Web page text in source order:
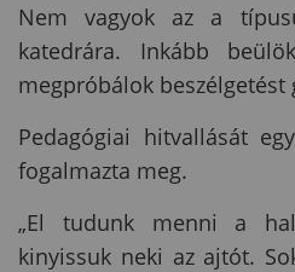
Nem vagyok az a
katedrára. Inkább
megpróbálok beszélgetést
Pedagógiai hitvallását
fogalmazta meg.
„El tudunk menni a
kinyissuk neki az ajtót.